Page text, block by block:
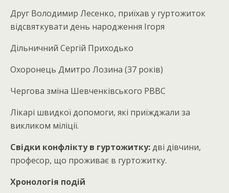
Друг Володимир Лесенко, приїхав у гуртожиток
відсвяткувати день народження Ігоря
Дільничний Сергій Приходько
Охоронець Дмитро Лозина (37 років)
Чергова зміна Шевченківського РВВС
Лікарі швидкої допомоги, які приїжджали за
викликом міліції.
Свідки конфлікту в гуртожитку:дві дівчини,
професор, що проживає в гуртожитку.
Хронологія подій